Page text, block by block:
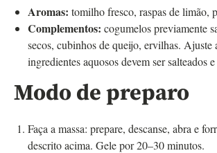
Aromas: tomilho fresco, raspas de limão,
Complementos: cogumelos previamente
secos, cubinhos de queijo, ervilhas.
ingredientes aquosos devem ser salteados
Modo de preparo
Faça a massa: prepare, descanse, abra e
descrito acima. Gele por 20–30 minutos.